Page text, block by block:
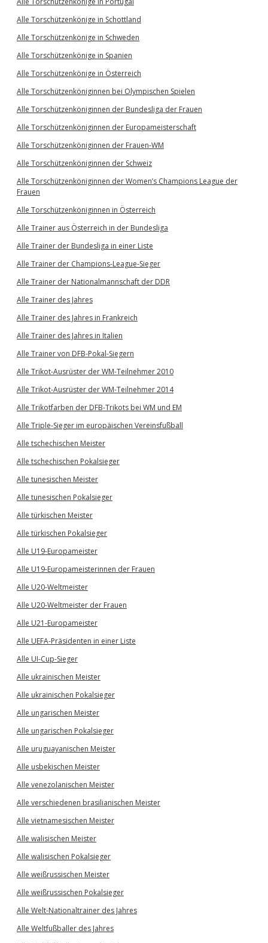
Alle Torschützenkönige in Schottland
Alle Torschützenkönige in Schweden
Alle Torschützenkönige in Spanien
Alle Torschützenkönige in Österreich
Alle Torschützenköniginnen bei Olympischen Spielen
Alle Torschützenköniginnen der Bundesliga der Frauen
Alle Torschützenköniginnen der Europameisterschaft
Alle Torschützenköniginnen der Frauen-WM
Alle Torschützenköniginnen der Schweiz
Alle Torschützenköniginnen der Women’s Champions League der
Frauen
Alle Torschützenköniginnen in Österreich
Alle Trainer aus Österreich in der Bundesliga
Alle Trainer der Bundesliga in einer Liste
Alle Trainer der Champions-League-Sieger
Alle Trainer der Nationalmannschaft der DDR
Alle Trainer des Jahres
Alle Trainer des Jahres in Frankreich
Alle Trainer des Jahres in Italien
Alle Trainer von DFB-Pokal-Siegern
Alle Trikot-Ausrüster der WM-Teilnehmer 2010
Alle Trikot-Ausrüster der WM-Teilnehmer 2014
Alle Trikotfarben der DFB-Trikots bei WM und EM
Alle Triple-Sieger im europäischen Vereinsfußball
Alle tschechischen Meister
Alle tschechischen Pokalsieger
Alle tunesischen Meister
Alle tunesischen Pokalsieger
Alle türkischen Meister
Alle türkischen Pokalsieger
Alle U19-Europameister
Alle U19-Europameisterinnen der Frauen
Alle U20-Weltmeister
Alle U20-Weltmeister der Frauen
Alle U21-Europameister
Alle UEFA-Präsidenten in einer Liste
Alle UI-Cup-Sieger
Alle ukrainischen Meister
Alle ukrainischen Pokalsieger
Alle ungarischen Meister
Alle ungarischen Pokalsieger
Alle uruguayanischen Meister
Alle usbekischen Meister
Alle venezolanischen Meister
Alle verschiedenen brasilianischen Meister
Alle vietnamesischen Meister
Alle walisischen Meister
Alle walisischen Pokalsieger
Alle weißrussischen Meister
Alle weißrussischen Pokalsieger
Alle Welt-Nationaltrainer des Jahres
Alle Weltfußballer des Jahres